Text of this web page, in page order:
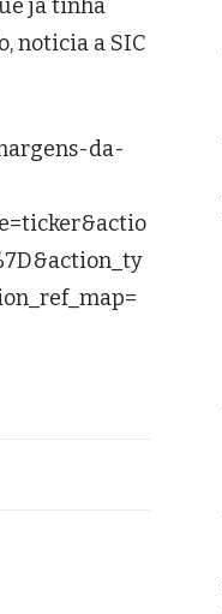
já tinha
noticia a SIC
da-